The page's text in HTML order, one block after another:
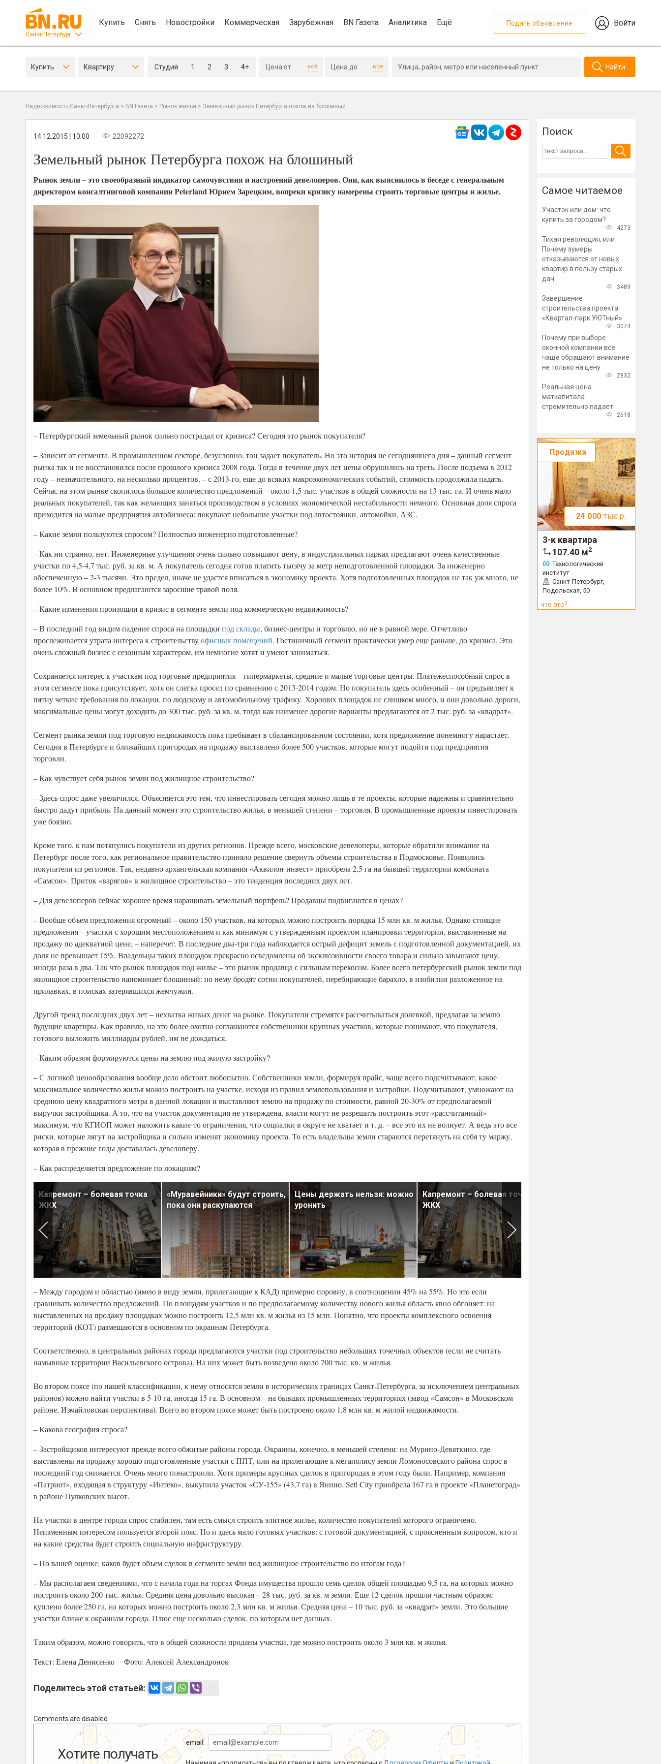
Санкт-Петербург
Купить Снять Новостройки Коммерческая Зарубежная BN Газета Аналитика Ещё Подать объявление Войти
Купить Квартиру Студия 1 2 3 4+ всё всё Найти
Недвижимость Санкт-Петербурга > BN Газета > Рынок жилья > Земельный рынок Петербурга похож на блошиный
14.12.2015 | 10:00 22092272
Земельный рынок Петербурга похож на блошиный
Рынок земли – это своеобразный индикатор самочувствия и настроений девелоперов. Они, как выяснилось в беседе с генеральным
директором консалтинговой компании Peterland Юрием Зарецким, вопреки кризису намерены строить торговые центры и жилье.
– Петербургский земельный рынок сильно пострадал от кризиса? Сегодня это рынок покупателя?
– Зависит от сегмента. В промышленном секторе, безусловно, тон задает покупатель. Но это история не сегодняшнего дня – данный сегмент
рынка так и не восстановился после прошлого кризиса 2008 года. Тогда в течение двух лет цены обрушились на треть. После подъема в 2012
году – незначительного, на несколько процентов, – с 2013-го, еще до всяких макроэкономических событий, стоимость продолжила падать.
Сейчас на этом рынке скопилось большое количество предложений – около 1,5 тыс. участков в общей сложности на 13 тыс. га. И очень мало
реальных покупателей, так как желающих заняться производством в условиях экономической нестабильности немного. Основная доля спроса
приходится на малые предприятия автобизнеса: покупают небольшие участки под автостоянки, автомойки, АЗС.
– Какие земли пользуются спросом? Полностью инженерно подготовленные?
– Как ни странно, нет. Инженерные улучшения очень сильно повышают цену, в индустриальных парках предлагают очень качественные
участки по 4,5-4,7 тыс. руб. за кв. м. А покупатель сегодня готов платить тысячу за метр неподготовленной площадки. За инженерно
обеспеченную – 2-3 тысячи. Это предел, иначе не удастся вписаться в экономику проекта. Хотя подготовленных площадок не так уж много, не
более 10%. В основном предлагаются заросшие травой поля.
– Какие изменения произошли в кризис в сегменте земли под коммерческую недвижимость?
– В последний год видим падение спроса на площадки под склады, бизнес-центры и торговлю, но не в равной мере. Отчетливо
прослеживается утрата интереса к строительствуофисных помещений. Гостиничный сегмент практически умер еще раньше, до кризиса. Это
очень сложный бизнес с сезонным характером, им немногие хотят и умеют заниматься.
Сохраняется интерес к участкам под торговые предприятия – гипермаркеты, средние и малые торговые центры. Платежеспособный спрос в
этом сегменте пока присутствует, хотя он слегка просел по сравнению с 2013-2014 годом. Но покупатель здесь особенный – он предъявляет к
пятну четкие требования по локации, по людскому и автомобильному трафику. Хороших площадок не слишком много, и они довольно дороги,
максимальные цены могут доходить до 300 тыс. руб. за кв. м, тогда как наименее дорогие варианты предлагаются от 2 тыс. руб. за «квадрат».
Сегмент рынка земли под торговую недвижимость пока пребывает в сбалансированном состоянии, хотя предложение понемногу нарастает.
Сегодня в Петербурге и ближайших пригородах на продажу выставлено более 500 участков, которые могут подойти под предприятия
торговли.
– Как чувствует себя рынок земли под жилищное строительство?
– Здесь спрос даже увеличился. Объясняется это тем, что инвестировать сегодня можно лишь в те проекты, которые надежны и сравнительно
быстро дадут прибыль. На данный момент это строительство жилья, в меньшей степени – торговля. В промышленные проекты инвестировать
уже боязно.
Кроме того, к нам потянулись покупатели из других регионов. Прежде всего, московские девелоперы, которые обратили внимание на
Петербург после того, как региональное правительство приняло решение свернуть объемы строительства в Подмосковье. Появились
покупатели из регионов. Так, недавно архангельская компания «Аквилон-инвест» приобрела 2,5 га на бывшей территории комбината
«Самсон». Приток «варягов» в жилищное строительство – это тенденция последних двух лет.
– Для девелоперов сейчас хорошее время наращивать земельный портфель? Продавцы подвигаются в ценах?
– Вообще объем предложения огромный – около 150 участков, на которых можно построить порядка 15 млн кв. м жилья. Однако стоящие
предложения – участки с хорошим местоположением и как минимум с утвержденным проектом планировки территории, выставленные на
продажу по адекватной цене, – наперечет. В последние два-три года наблюдается острый дефицит земель с подготовленной документацией, их
доля не превышает 15%. Владельцы таких площадок прекрасно осведомлены об эксклюзивности своего товара и сильно завышают цену,
иногда раза в два. Так что рынок площадок под жилье – это рынок продавца с сильным перекосом. Более всего петербургский рынок земли под
жилищное строительство напоминает блошиный: по нему бродят сотни покупателей, перебирающие барахло, в изобилии разложенное на
прилавках, в поисках затерявшихся жемчужин.
Другой тренд последних двух лет – нехватка живых денег на рынке. Покупатели стремятся рассчитываться долевкой, предлагая за землю
будущие квартиры. Как правило, на это более охотно соглашаются собственники крупных участков, которые понимают, что покупателя,
готового выложить миллиарды рублей, им не дождаться.
– Каким образом формируются цены на землю под жилую застройку?
– С логикой ценообразования вообще дело обстоит любопытно. Собственники земли, формируя прайс, чаще всего подсчитывают, какое
максимальное количество жилья можно построить на участке, исходя из правил землепользования и застройки. Подсчитывают, умножают на
среднюю цену квадратного метра в данной локации и выставляют землю на продажу по стоимости, равной 20-30% от предполагаемой
выручки застройщика. А то, что на участок документация не утверждена, власти могут не разрешить построить этот «рассчитанный»
максимум, что КГИОП может наложить какие-то ограничения, что социалки в округе не хватает и т. д. – все это их не волнует. А ведь это все
риски, которые лягут на застройщика и сильно изменят экономику проекта. То есть владельцы земли стараются перетянуть на себя ту маржу,
которая в прежние годы доставалась девелоперу.
– Как распределяется предложение по локациям?
Капремонт – болевая точка
ЖКХ
«Муравейники» будут строить,
пока они раскупаются
Цены держать нельзя: можно
уронить
Капремонт – болевая точка
ЖКХ
– Между городом и областью (имею в виду земли, прилегающие к КАД) примерно поровну, в соотношении 45% на 55%. Но это если
сравнивать количество предложений. По площадям участков и по предполагаемому количеству нового жилья область явно обгоняет: на
выставленных на продажу площадках можно построить 12,5 млн кв. м жилья из 15 млн. Понятно, что проекты комплексного освоения
территорий (КОТ) размещаются в основном по окраинам Петербурга.
Соответственно, в центральных районах города предлагаются участки под строительство небольших точечных объектов (если не считать
намывные территории Васильевского острова). На них может быть возведено около 700 тыс. кв. м жилья.
Во втором поясе (по нашей классификации, к нему относятся земли в исторических границах Санкт-Петербурга, за исключением центральных
районов) можно найти участки в 5-10 га, иногда 15 га. В основном – на бывших промышленных территориях (завод «Самсон» в Московском
районе, Измайловская перспектива). Всего во втором поясе может быть построено около 1,8 млн кв. м жилой недвижимости.
– Какова география спроса?
– Застройщиков интересуют прежде всего обжитые районы города. Окраины, конечно, в меньшей степени: на Мурино-Девяткино, где
выставлены на продажу хорошо подготовленные участки с ППТ, или на прилегающие к мегаполису земли Ломоносовского района спрос в
последний год снижается. Очень много понастроили. Хотя примеры крупных сделок в пригородах в этом году были. Например, компания
«Патриот», входящая в структуру «Интеко», выкупила участок «СУ-155» (43,7 га) в Янино. Setl City приобрела 167 га в проекте «Планетоград»
в районе Пулковских высот.
На участки в центре города спрос стабилен, там есть смысл строить элитное жилье, количество покупателей которого ограничено.
Неизменным интересом пользуется второй пояс. Но и здесь мало готовых участков: с готовой документацией, с проясненным вопросом, кто и
на какие средства будет строить социальную инфраструктуру.
– По вашей оценке, каков будет объем сделок в сегменте земли под жилищное строительство по итогам года?
– Мы располагаем сведениями, что с начала года на торгах Фонда имущества прошло семь сделок общей площадью 9,5 га, на которых можно
построить около 200 тыс. жилья. Средняя цена довольно высокая – 28 тыс. руб. за кв. м земли. Еще 12 сделок прошли частным образом:
куплено более 250 га, на которых можно построить около 2,3 млн кв. м жилья. Средняя цена – 10 тыс. руб. за «квадрат» земли. Это большие
участки ближе к окраинам города. Плюс еще несколько сделок, по которым нет данных.
Таким образом, можно говорить, что в общей сложности проданы участки, где можно построить около 3 млн кв. м жилья.
Текст: Елена Денисенко Фото: Алексей Александронок
Поделитесь этой статьей:
Comments are disabled
Хотите получать
email:
Поиск
Самое читаемое
Участок или дом: что
купить за городом?
4273
Тихая революция, или
Почему зумеры
отказываются от новых
квартир в пользу старых
дач
3489
Завершение
строительства проекта
«Квартал-парк УЮТный»
3074
Почему при выборе
оконной компании все
чаще обращают внимание
не только на цену
2832
Реальная цена
маткапитала
стремительно падает
2618
Продажа
24 000 тыс.р.
3-к квартира
107.40 м2
Технологический
институт
Санкт-Петербург,
Подольская, 50
что это?